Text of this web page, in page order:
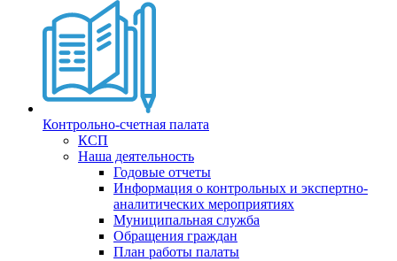
Контрольно-счетная палата
КСП
Наша деятельность
Годовые отчеты
Информация о контрольных и экспертно-
аналитических мероприятиях
Муниципальная служба
Обращения граждан
План работы палаты